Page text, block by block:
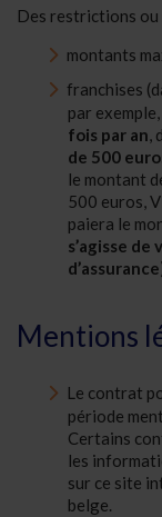
Des restrictions
montants
franchises
par
fois par an,
de 500
le montant
500 euros,
paiera le
s’agisse
d’assurance
Mentions
Le contrat
période
Certains
les
sur ce site
belge.